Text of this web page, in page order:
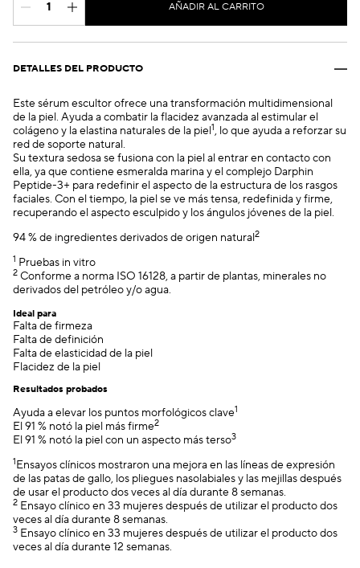
AÑADIR AL CARRITO
DETALLES DEL PRODUCTO
Este sérum escultor ofrece una transformación multidimensional
de la piel. Ayuda a combatir la flacidez avanzada al estimular el
colágeno y la elastina naturales de la piel1, lo que ayuda a reforzar su
red de soporte natural.
Su textura sedosa se fusiona con la piel al entrar en contacto con
ella, ya que contiene esmeralda marina y el complejo Darphin
Peptide-3+ para redefinir el aspecto de la estructura de los rasgos
faciales. Con el tiempo, la piel se ve más tensa, redefinida y firme,
recuperando el aspecto esculpido y los ángulos jóvenes de la piel.
94 % de ingredientes derivados de origen natural2
1 Pruebas in vitro
2 Conforme a norma ISO 16128, a partir de plantas, minerales no
derivados del petróleo y/o agua.
Ideal para
Falta de firmeza
Falta de definición
Falta de elasticidad de la piel
Flacidez de la piel
Resultados probados
Ayuda a elevar los puntos morfológicos clave1
El 91 % notó la piel más firme2
El 91 % notó la piel con un aspecto más terso3
1Ensayos clínicos mostraron una mejora en las líneas de expresión
de las patas de gallo, los pliegues nasolabiales y las mejillas después
de usar el producto dos veces al día durante 8 semanas.
2 Ensayo clínico en 33 mujeres después de utilizar el producto dos
veces al día durante 8 semanas.
3 Ensayo clínico en 33 mujeres después de utilizar el producto dos
veces al día durante 12 semanas.